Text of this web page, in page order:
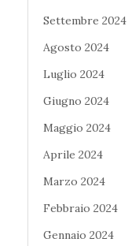
Settembre 2024
Agosto 2024
Luglio 2024
Giugno 2024
Maggio 2024
Aprile 2024
Marzo 2024
Febbraio 2024
Gennaio 2024